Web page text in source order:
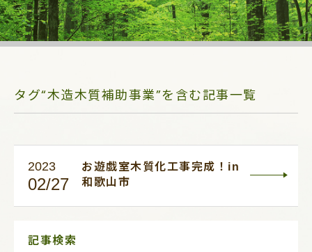
タグ“木造木質補助事業”を含む記事一覧
2023
02/27
お遊戯室木質化工事完成！in
和歌山市
サ
記事検索